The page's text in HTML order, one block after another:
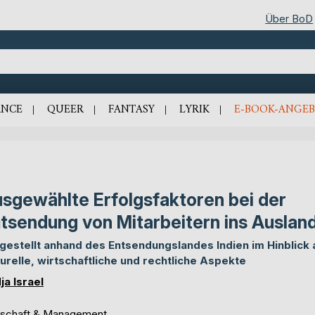
Über BoD
QUEER FANTASY LYRIK E-BOOK-
Erfolgsfaktoren bei der
von Mitarbeitern ins
anhand des Entsendungslandes Indien im Hinblick
wirtschaftliche und rechtliche Aspekte
Israel